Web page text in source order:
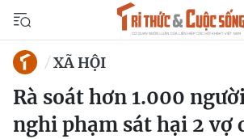
XÃ HỘI
Rà soát hơn 1.000
nghi phạm sát hại 2 vợ